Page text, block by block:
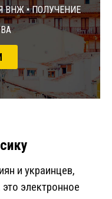
• Получение
и украинцев,
электронное